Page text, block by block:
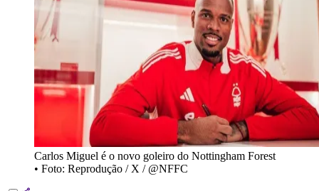
Carlos Miguel é o novo goleiro do Nottingham Forest
• Foto: Reprodução / X / @NFFC